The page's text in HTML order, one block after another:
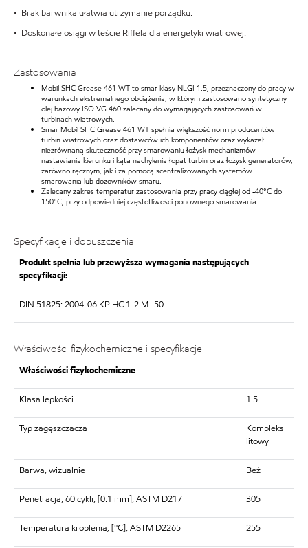
• Brak barwnika ułatwia utrzymanie porządku.
• Doskonałe osiągi w teście Riffela dla energetyki wiatrowej.
Zastosowania
Mobil SHC Grease 461 WT to smar klasy NLGI 1.5, przeznaczony do pracy w
warunkach ekstremalnego obciążenia, w którym zastosowano syntetyczny
olej bazowy ISO VG 460 zalecany do wymagających zastosowań w
turbinach wiatrowych.
Smar Mobil SHC Grease 461 WT spełnia większość norm producentów
turbin wiatrowych oraz dostawców ich komponentów oraz wykazał
niezrównaną skuteczność przy smarowaniu łożysk mechanizmów
nastawiania kierunku i kąta nachylenia łopat turbin oraz łożysk generatorów,
zarówno ręcznym, jak i za pomocą scentralizowanych systemów
smarowania lub dozowników smaru.
Zalecany zakres temperatur zastosowania przy pracy ciągłej od -40°C do
150°C, przy odpowiedniej częstotliwości ponownego smarowania.
Specyfikacje i dopuszczenia
Produkt spełnia lub przewyższa wymagania następujących
specyfikacji:
DIN 51825: 2004-06 KP HC 1-2 M -50
Właściwości fizykochemiczne i specyfikacje
Właściwości fizykochemiczne
Klasa lepkości 1.5
Typ zagęszczacza
Kompleks
litowy
Barwa, wizualnie Beż
Penetracja, 60 cykli, [0.1 mm], ASTM D217 305
Temperatura kroplenia, [°C], ASTM D2265 255